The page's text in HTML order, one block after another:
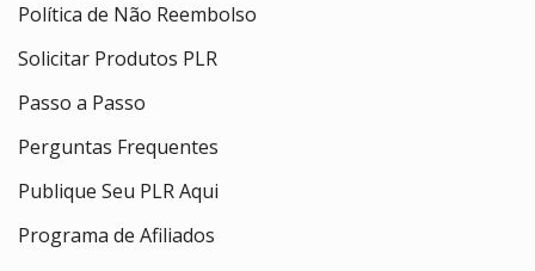
Política de Não Reembolso
Solicitar Produtos PLR
Passo a Passo
Perguntas Frequentes
Publique Seu PLR Aqui
Programa de Afiliados